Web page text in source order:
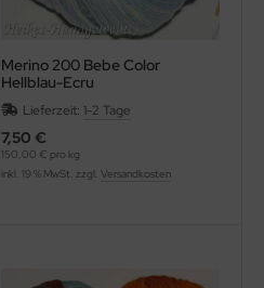
Merino 200 Bebe Color
Hellblau-Ecru
Lieferzeit: 1-2 Tage
7,50 €
150,00 € pro kg
inkl. 19 % MwSt. zzgl. Versandkosten